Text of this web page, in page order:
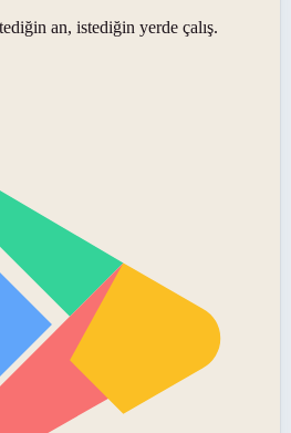
an, istediğin yerde çalış.